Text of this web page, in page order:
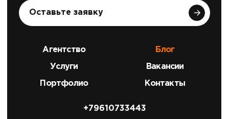
Оставьте заявку
Агентство
Услуги
Портфолио
Блог
Вакансии
Контакты
+79610733443